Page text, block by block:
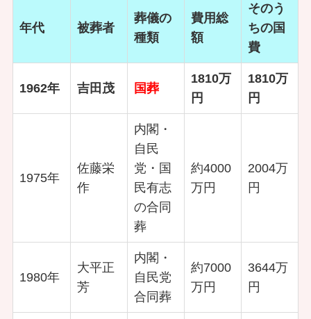
年代 被葬者
葬儀の
種類
費用総
額
そのう
ちの国
費
1962年 吉田茂 国葬
1810万
円
1810万
円
1975年
佐藤栄
作
内閣・
自民
党・国
民有志
の合同
葬
約4000
万円
2004万
円
1980年
大平正
芳
内閣・
自民党
合同葬
約7000
万円
3644万
円